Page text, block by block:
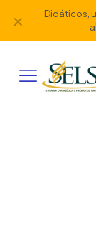
Didáticos,
✕